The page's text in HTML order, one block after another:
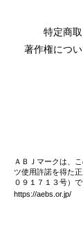
特定商
著作権につ
ＡＢＪマークは、
ツ使用許諾を得た
０９１７１３号）で
https://aebs.or.jp/